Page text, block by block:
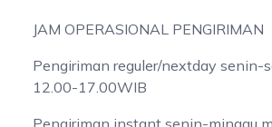
JAM OPERASIONAL PENGIRIMAN
Pengiriman reguler/nextday senin-
12.00-17.00WIB
Pengiriman instant senin-minggu